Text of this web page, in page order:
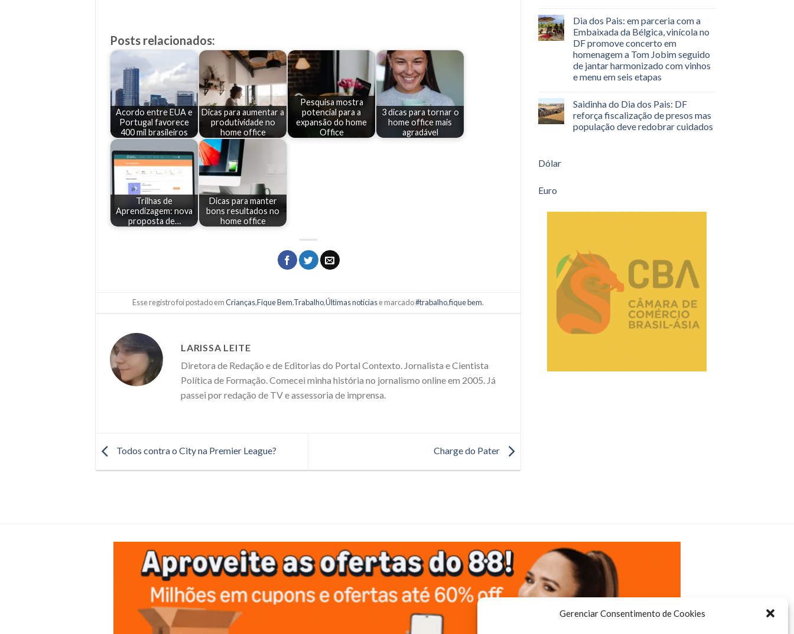
Gerenciar Consentimento de Cookies
Posts relacionados:
Acordo entre EUA e
Portugal favorece
400 mil brasileiros
Dicas para aumentar a
produtividade no
home office
Pesquisa mostra
potencial para a
expansão do home
Office
3 dicas para tornar o
home office mais
agradável
Trilhas de
Aprendizagem: nova
proposta de…
Dicas para manter
bons resultados no
home office
Esse registro foi postado emCrianças,Fique Bem,Trabalho,Últimas notíciase marcado#trabalho,fique bem.
LARISSA LEITE
Diretora de Redação e de Editorias do Portal Contexto. Jornalista e Cientista
Política de Formação. Comecei minha história no jornalismo online em 2005. Já
passei por redação de TV e assessoria de imprensa.
Todos contra o City na Premier League? Charge do Pater
Dia dos Pais: em parceria com a
Embaixada da Bélgica, vinícola no
DF promove concerto em
homenagem a Tom Jobim seguido
de jantar harmonizado com vinhos
e menu em seis etapas
Saidinha do Dia dos Pais: DF
reforça fiscalização de presos mas
população deve redobrar cuidados
Dólar
Euro